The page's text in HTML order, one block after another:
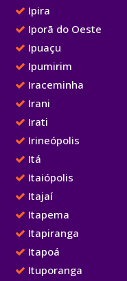
Ipira
Iporã do Oeste
Ipuaçu
Ipumirim
Iraceminha
Irani
Irati
Irineópolis
Itá
Itaiópolis
Itajaí
Itapema
Itapiranga
Itapoá
Ituporanga